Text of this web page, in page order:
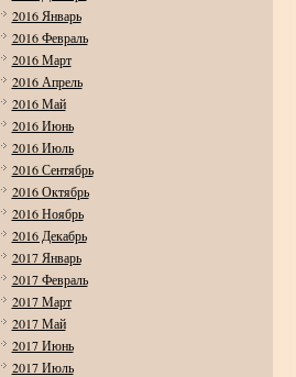
2016 Январь
2016 Февраль
2016 Март
2016 Апрель
2016 Май
2016 Июнь
2016 Июль
2016 Сентябрь
2016 Октябрь
2016 Ноябрь
2016 Декабрь
2017 Январь
2017 Февраль
2017 Март
2017 Май
2017 Июнь
2017 Июль